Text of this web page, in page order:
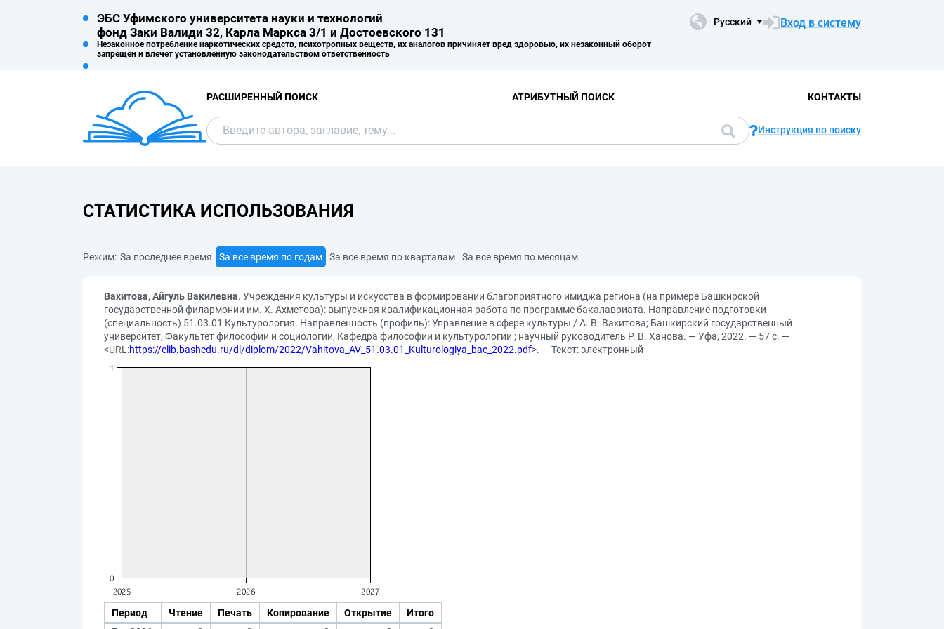
ЭБС Уфимского университета науки и технологий
фонд Заки Валиди 32, Карла Маркса 3/1 и Достоевского 131
Незаконное потребление наркотических средств, психотропных веществ, их аналогов причиняет вред здоровью, их незаконный оборот
запрещен и влечет установленную законодательством ответственность
Русский Вход в систему
РАСШИРЕННЫЙ ПОИСК АТРИБУТНЫЙ ПОИСК КОНТАКТЫ
Инструкция по поиску
СТАТИСТИКА ИСПОЛЬЗОВАНИЯ
Режим: За последнее время За все время по годам За все время по кварталам За все время по месяцам
Вахитова, Айгуль Вакилевна. Учреждения культуры и искусства в формировании благоприятного имиджа региона (на примере Башкирской
государственной филармонии им. Х. Ахметова): выпускная квалификационная работа по программе бакалавриата. Направление подготовки
(специальность) 51.03.01 Культурология. Направленность (профиль): Управление в сфере культуры / А. В. Вахитова; Башкирский государственный
университет, Факультет философии и социологии, Кафедра философии и культурологии ; научный руководитель Р. В. Ханова. — Уфа, 2022. — 57 с. —
<URL:https://elib.bashedu.ru/dl/diplom/2022/Vahitova_AV_51.03.01_Kulturologiya_bac_2022.pdf>. — Текст: электронный
Период Чтение Печать Копирование Открытие
Итого